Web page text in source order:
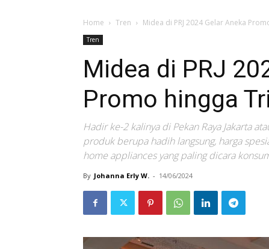
Home Tren Midea di PRJ 2024 Gelar Aneka
Tren
Midea di PRJ
Promo hingga
Hadir ke-2 kalinya di Pekan Raya Jakarta
produk berupa hadih langsung, harga
home appliances yang paling dicara
By Johanna Erly W. - 14/06/2024